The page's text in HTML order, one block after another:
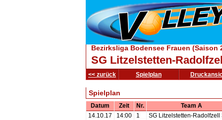
Bezirksliga Bodensee Frauen (Saison
SG Litzelstetten-
<< zurück Spielplan
Spielplan
Datum Zeit Nr.
Team A
14.10.17
14:00 1
SG Litzelstetten-Radolfzell